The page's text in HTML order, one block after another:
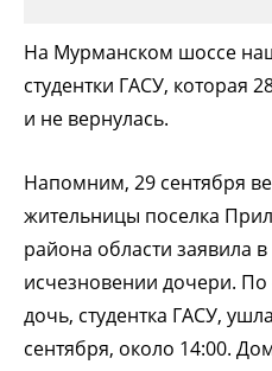
На Мурманском шоссе
студентки ГАСУ, которая
и не вернулась.
Напомним, 29 сентября
жительницы поселка
района области заявила
исчезновении дочери.
дочь, студентка ГАСУ,
сентября, около 14:00.